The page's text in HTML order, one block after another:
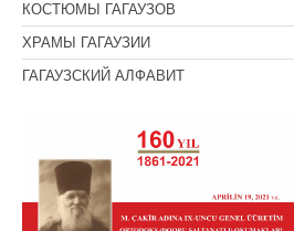
КОСТЮМЫ ГАГАУЗОВ
ХРАМЫ ГАГАУЗИИ
ГАГАУЗСКИЙ АЛФАВИТ